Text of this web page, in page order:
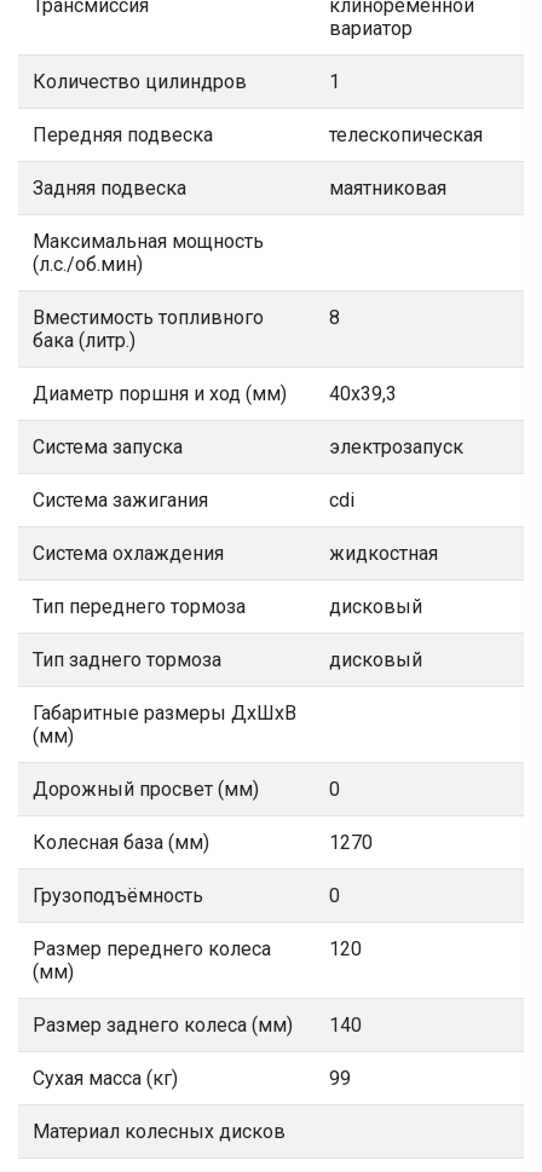
Трансмиссия
клиноременной
вариатор
Количество цилиндров 1
Передняя подвеска телескопическая
Задняя подвеска маятниковая
Максимальная мощность
(л.с./об.мин)
Вместимость топливного
бака (литр.)
8
Диаметр поршня и ход (мм) 40х39,3
Система запуска электрозапуск
Система зажигания cdi
Система охлаждения жидкостная
Тип переднего тормоза дисковый
Тип заднего тормоза дисковый
Габаритные размеры ДхШхВ
(мм)
Дорожный просвет (мм) 0
Колесная база (мм) 1270
Грузоподъёмность 0
Размер переднего колеса
(мм)
120
Размер заднего колеса (мм) 140
Сухая масса (кг) 99
Материал колесных дисков